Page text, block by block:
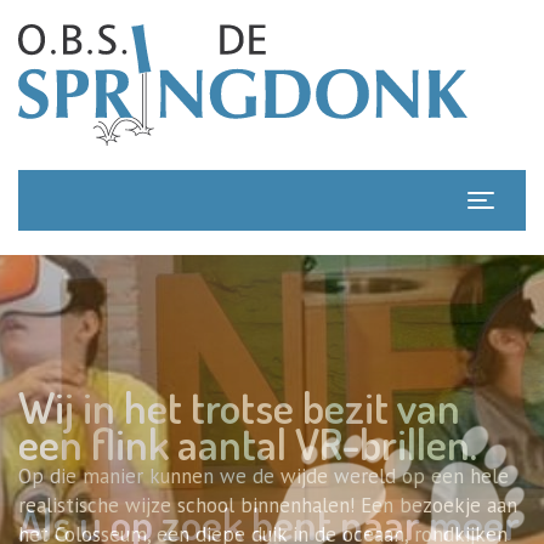
Als u op zoek bent naar meer
Wij in het trotse bezit van
een flink aantal VR-brillen.
Op die manier kunnen we de wijde wereld op een hele
realistische wijze school binnenhalen! Een bezoekje aan
het Colosseum, een diepe duik in de oceaan, rondkijken